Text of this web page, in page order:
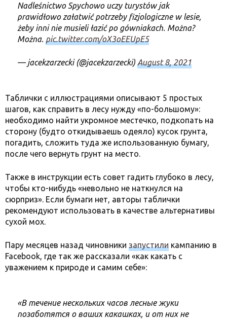
Nadleśnictwo Spychowo uczy turystów jak
prawidłowo załatwić potrzeby fizjologiczne w lesie,
żeby inni nie musieli łazić po gówniakach. Można?
Można. pic.twitter.com/oX3oEEUpE5
— jacekzarzecki (@jacekzarzecki) August 8, 2021
Таблички с иллюстрациями описывают 5 простых
шагов, как справить в лесу нужду «по-большому»:
необходимо найти укромное местечко, подкопать на
сторону (будто откидываешь одеяло) кусок грунта,
погадить, сложить туда же использованную бумагу,
после чего вернуть грунт на место.
Также в инструкции есть совет гадить глубоко в лесу,
чтобы кто-нибудь «невольно не наткнулся на
сюрприз». Если бумаги нет, авторы таблички
рекомендуют использовать в качестве альтернативы
сухой мох.
Пару месяцев назад чиновники запустили кампанию в
Facebook, где так же рассказали «как какать с
уважением к природе и самим себе»:
«В течение нескольких часов лесные жуки
позаботятся о ваших какашках, и от них не